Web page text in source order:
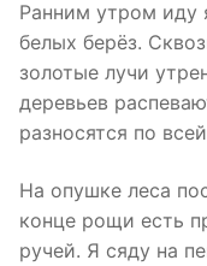
Ранним утром
белых берёз.
золотые лучи
деревьев
разносятся по
На опушке леса
конце рощи есть
ручей. Я сяду на